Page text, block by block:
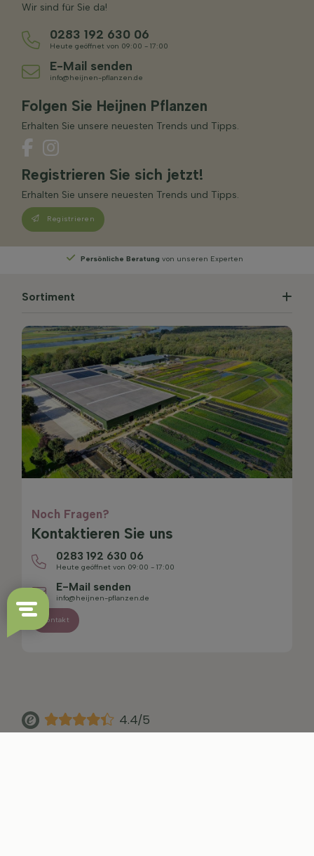
Wir sind für Sie da!
0283 192 630 06
Heute geöffnet von 09:00 - 17:00
E-Mail senden
info@heijnen-pflanzen.de
Folgen Sie Heijnen Pflanzen
Erhalten Sie unsere neuesten Trends und Tipps.
Registrieren Sie sich jetzt!
Erhalten Sie unsere neuesten Trends und Tipps.
Registrieren
Persönliche Beratung von unseren Experten
Sortiment
Noch Fragen?
Kontaktieren Sie uns
0283 192 630 06
Heute geöffnet von 09:00 - 17:00
E-Mail senden
info@heijnen-pflanzen.de
Kontakt
4.4/5